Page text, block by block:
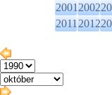
20012002
20112012